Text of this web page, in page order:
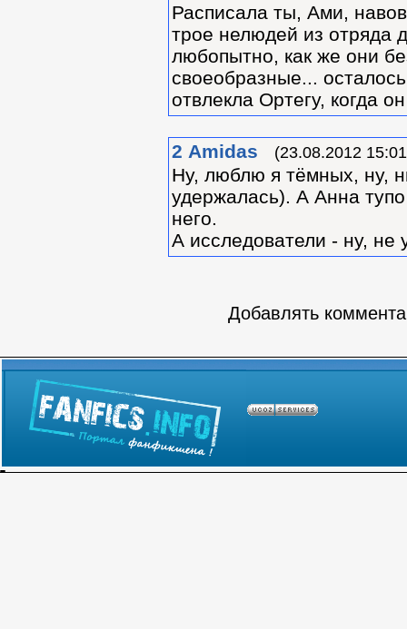
Расписала ты, Ами,
трое нелюдей из отряда
любопытно, как же они
своеобразные...
отвлекла Ортегу, когда
2 Amidas (23.08.2012
Ну, люблю я тёмных, ну,
удержалась). А Анна
него.
А исследователи - ну,
Добавлять